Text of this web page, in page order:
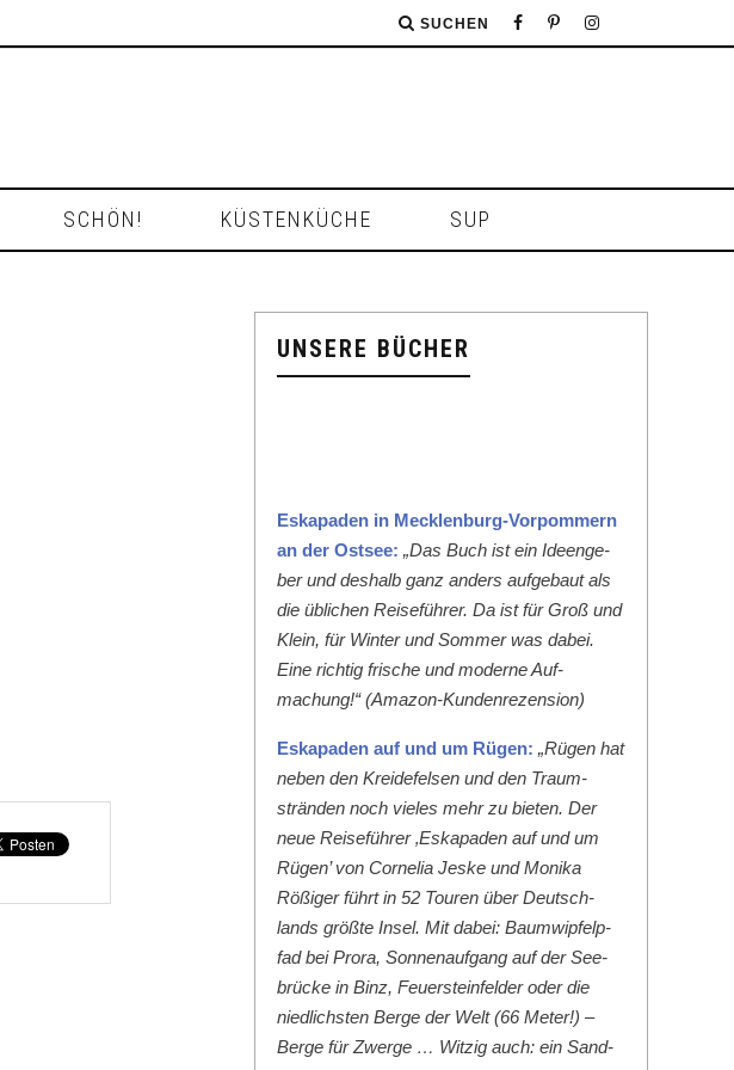
SUCHEN
SCHÖN! KÜSTENKÜCHE SUP
UNSERE BÜCHER
Eska­paden in Meck­len­burg-Vor­pom­mern
an der Ost­see: „Das Buch ist ein Ideenge­
ber und deshalb ganz anders aufge­baut als
die üblichen Reise­führer. Da ist für Groß und
Klein, für Win­ter und Som­mer was dabei.
Eine richtig frische und mod­erne Auf­
machung!“ (Ama­zon-Kun­den­rezen­sion)
Eska­paden auf und um Rügen: „Rügen hat
neben den Krei­de­felsen und den Traum­
strän­den noch vieles mehr zu bieten. Der
neue Reise­führer ‚Eska­paden auf und um
Rügen’ von Cor­nelia Jeske und Moni­ka
Rößiger führt in 52 Touren über Deutsch­
lands größte Insel. Mit dabei: Baumwipfelp­
fad bei Pro­ra, Son­nenauf­gang auf der See­
brücke in Binz, Feuer­ste­in­felder oder die
niedlich­sten Berge der Welt (66 Meter!) –
Berge für Zwerge … Witzig auch: ein Sand­